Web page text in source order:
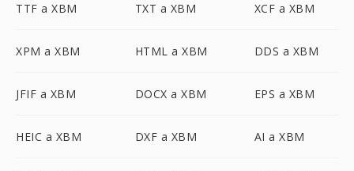
TTF a XBM TXT a XBM XCF a XBM
XPM a XBM HTML a XBM DDS a XBM
JFIF a XBM DOCX a XBM EPS a XBM
HEIC a XBM DXF a XBM AI a XBM